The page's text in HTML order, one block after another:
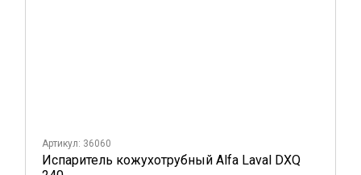
Артикул: 36060
Испаритель кожухотрубный Alfa Laval DXQ